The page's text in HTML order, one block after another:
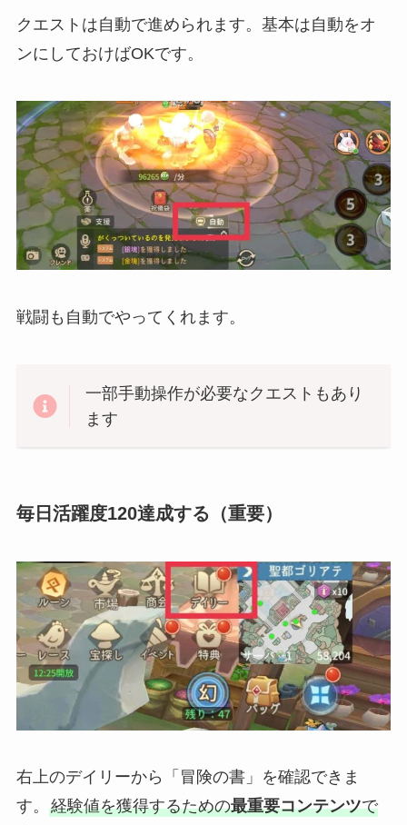
クエストは自動で進められます。基本は自動をオ
ンにしておけばOKです。
戦闘も自動でやってくれます。
一部手動操作が必要なクエストもあり
ます
毎日活躍度120達成する（重要）
右上のデイリーから「冒険の書」を確認できま
す。 経験値を獲得するための最重要コンテンツで